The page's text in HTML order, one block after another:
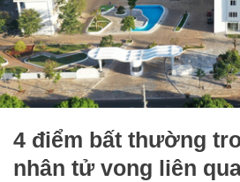
4 điểm bất thường
nhân tử vong liên